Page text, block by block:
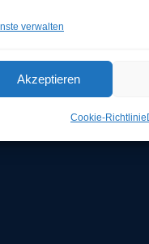
verwalten
Akzeptieren
Cookie-Richtlinie